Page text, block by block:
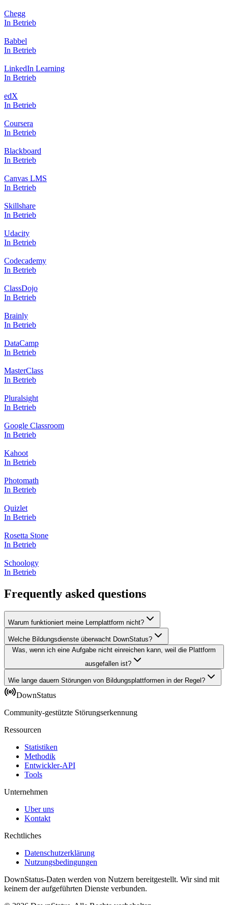
Chegg
In Betrieb
Babbel
In Betrieb
LinkedIn Learning
In Betrieb
edX
In Betrieb
Coursera
In Betrieb
Blackboard
In Betrieb
Canvas LMS
In Betrieb
Skillshare
In Betrieb
Udacity
In Betrieb
Codecademy
In Betrieb
ClassDojo
In Betrieb
Brainly
In Betrieb
DataCamp
In Betrieb
MasterClass
In Betrieb
Pluralsight
In Betrieb
Google Classroom
In Betrieb
Kahoot
In Betrieb
Photomath
In Betrieb
Quizlet
In Betrieb
Rosetta Stone
In Betrieb
Schoology
In Betrieb
Frequently asked questions
Warum funktioniert meine Lernplattform nicht?
Welche Bildungsdienste überwacht DownStatus?
Was, wenn ich eine Aufgabe nicht einreichen kann, weil die Plattform
ausgefallen ist?
Wie lange dauern Störungen von Bildungsplattformen in der Regel?
DownStatus
Community-gestützte Störungserkennung
Ressourcen
Statistiken
Methodik
Entwickler-API
Tools
Unternehmen
Uber uns
Kontakt
Rechtliches
Datenschutzerklärung
Nutzungsbedingungen
DownStatus-Daten werden von Nutzern bereitgestellt. Wir sind mit
keinem der aufgeführten Dienste verbunden.